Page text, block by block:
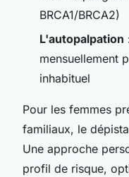
BRCA1/BRCA2)
L'autopalpation
mensuellement
inhabituel
Pour les femmes
familiaux, le
Une approche
profil de risque,